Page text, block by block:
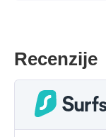
Recenzije